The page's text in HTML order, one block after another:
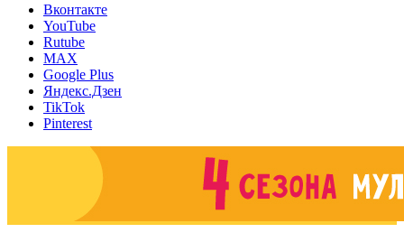
Вконтакте
YouTube
Rutube
MAX
Google Plus
Яндекс.Дзен
TikTok
Pinterest